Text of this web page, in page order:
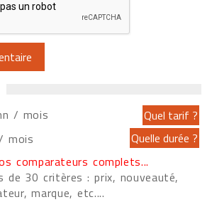
/ mois
mois
comparateurs complets...
de 30 critères : prix, nouveauté,
marque, etc....